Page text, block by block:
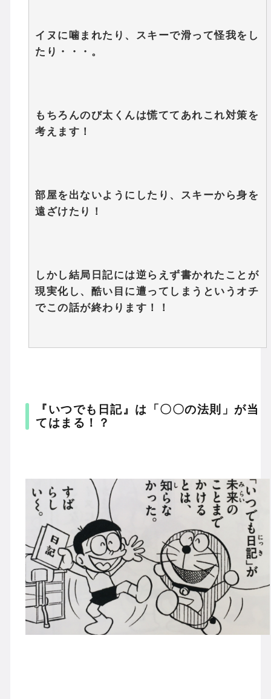
イヌに噛まれたり、スキーで滑って怪我をし
たり・・・。
もちろんのび太くんは慌ててあれこれ対策を
考えます！
部屋を出ないようにしたり、スキーから身を
遠ざけたり！
しかし結局日記には逆らえず書かれたことが
現実化し、酷い目に遭ってしまうというオチ
でこの話が終わります！！
『いつでも日記』は「〇〇の法則」が当
てはまる！？